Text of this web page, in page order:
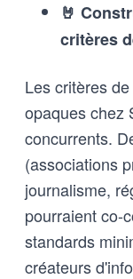
🤘
critères
Les critères
opaques chez
concurrents.
(associations
journalisme,
pourraient co-
standards
créateurs